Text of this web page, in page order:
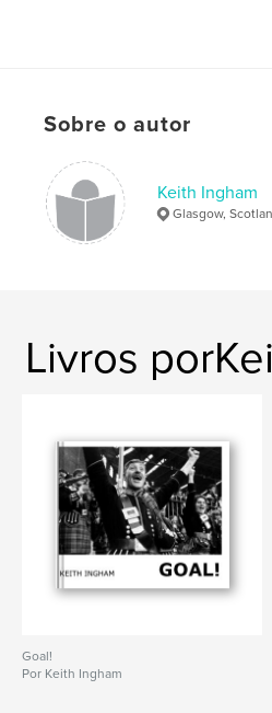
Sobre o autor
Keith Ingham
Glasgow,
Livros
Goal!
Por Keith Ingham